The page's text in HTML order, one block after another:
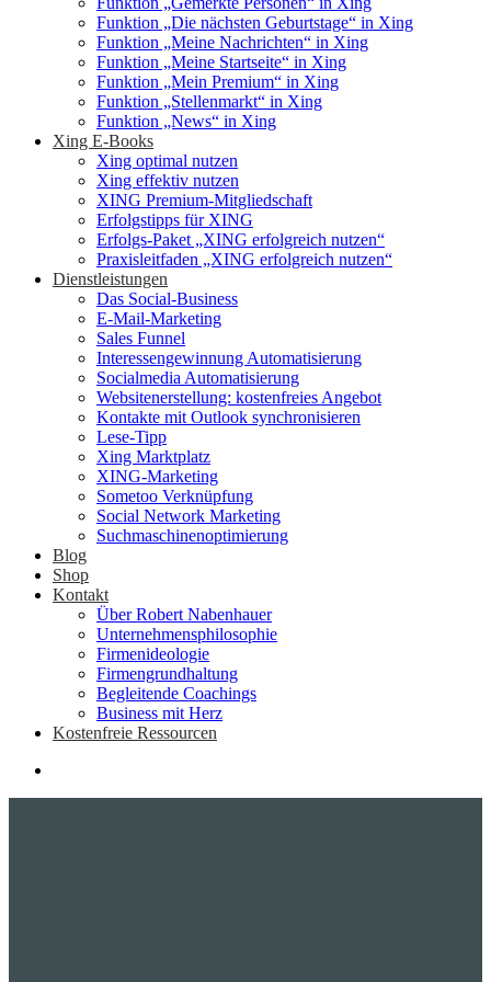
Funktion „Die nächsten Geburtstage“ in Xing
Funktion „Meine Nachrichten“ in Xing
Funktion „Meine Startseite“ in Xing
Funktion „Mein Premium“ in Xing
Funktion „Stellenmarkt“ in Xing
Funktion „News“ in Xing
Xing E-Books
Xing optimal nutzen
Xing effektiv nutzen
XING Premium-Mitgliedschaft
Erfolgstipps für XING
Erfolgs-Paket „XING erfolgreich nutzen“
Praxisleitfaden „XING erfolgreich nutzen“
Dienstleistungen
Das Social-Business
E-Mail-Marketing
Sales Funnel
Interessengewinnung Automatisierung
Socialmedia Automatisierung
Websitenerstellung: kostenfreies Angebot
Kontakte mit Outlook synchronisieren
Lese-Tipp
Xing Marktplatz
XING-Marketing
Sometoo Verknüpfung
Social Network Marketing
Suchmaschinenoptimierung
Blog
Shop
Kontakt
Über Robert Nabenhauer
Unternehmensphilosophie
Firmenideologie
Firmengrundhaltung
Begleitende Coachings
Business mit Herz
Kostenfreie Ressourcen